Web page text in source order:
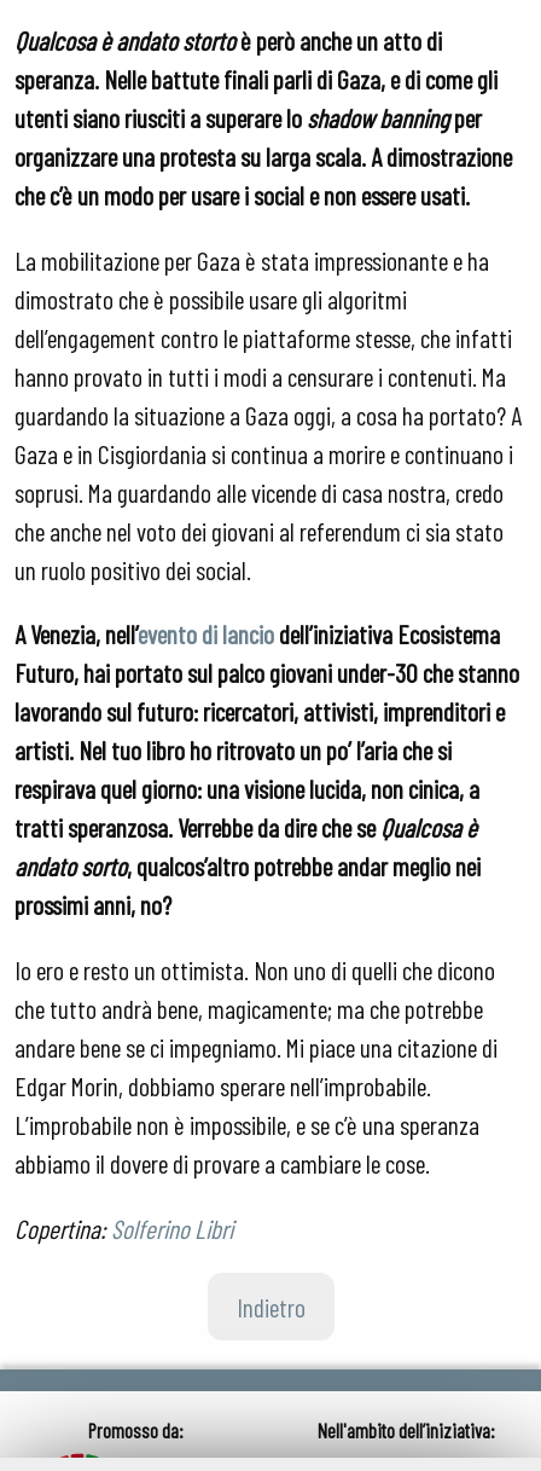
Qualcosa è andato stortoè però anche un atto di
speranza. Nelle battute finali parli di Gaza, e di come gli
utenti siano riusciti a superare loshadow banningper
organizzare una protesta su larga scala. A dimostrazione
che c’è un modo per usare i social e non essere usati.
La mobilitazione per Gaza è stata impressionante e ha
dimostrato che è possibile usare gli algoritmi
dell’engagement contro le piattaforme stesse, che infatti
hanno provato in tutti i modi a censurare i contenuti. Ma
guardando la situazione a Gaza oggi, a cosa ha portato? A
Gaza e in Cisgiordania si continua a morire e continuano i
soprusi. Ma guardando alle vicende di casa nostra, credo
che anche nel voto dei giovani al referendum ci sia stato
un ruolo positivo dei social.
A Venezia, nell’evento di lanciodell’iniziativa Ecosistema
Futuro, hai portato sul palco giovani under-30 che stanno
lavorando sul futuro: ricercatori, attivisti, imprenditori e
artisti. Nel tuo libro ho ritrovato un po’ l’aria che si
respirava quel giorno: una visione lucida, non cinica, a
tratti speranzosa. Verrebbe da dire che seQualcosa è
andato sorto, qualcos’altro potrebbe andar meglio nei
prossimi anni, no?
Io ero e resto un ottimista. Non uno di quelli che dicono
che tutto andrà bene, magicamente; ma che potrebbe
andare bene se ci impegniamo. Mi piace una citazione di
Edgar Morin, dobbiamo sperare nell’improbabile.
L’improbabile non è impossibile, e se c’è una speranza
abbiamo il dovere di provare a cambiare le cose.
Copertina:Solferino Libri
Indietro